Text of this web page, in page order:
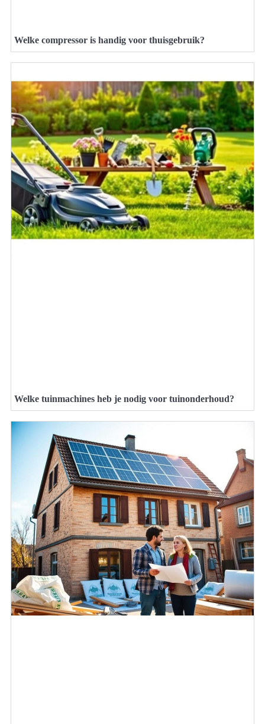
Welke compressor is handig voor thuisgebruik?
Welke tuinmachines heb je nodig voor tuinonderhoud?